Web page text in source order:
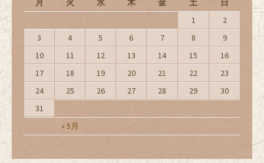
月
火 水 木 金 土 日
« 5月
1
2
3
4 5 6 7 8
9
10
11 12 13 14 15
16
17
18 19 20 21 22
23
24
25 26 27 28 29
30
31